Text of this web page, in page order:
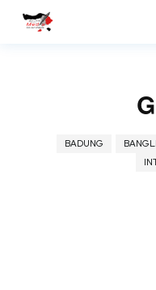
BADUNG BANGLI